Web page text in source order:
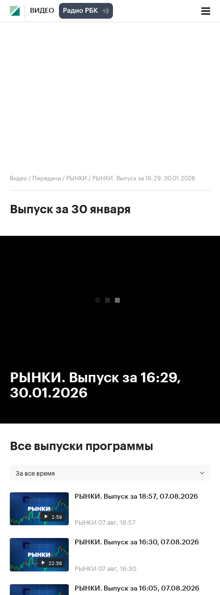
ВИДЕО
Видео / Передачи / РЫНКИ / РЫНКИ. Выпуск за 16:29, 30.01.2026
Выпуск за 30 января
РЫНКИ. Выпуск за 16:29,
30.01.2026
Все выпуски программы
За все время
2:59
РЫНКИ. Выпуск за 18:57, 07.08.2026
РЫНКИ 07 авг, 18:57
22:56
РЫНКИ. Выпуск за 16:30, 07.08.2026
РЫНКИ 07 авг, 16:30
РЫНКИ. Выпуск за 16:05, 07.08.2026